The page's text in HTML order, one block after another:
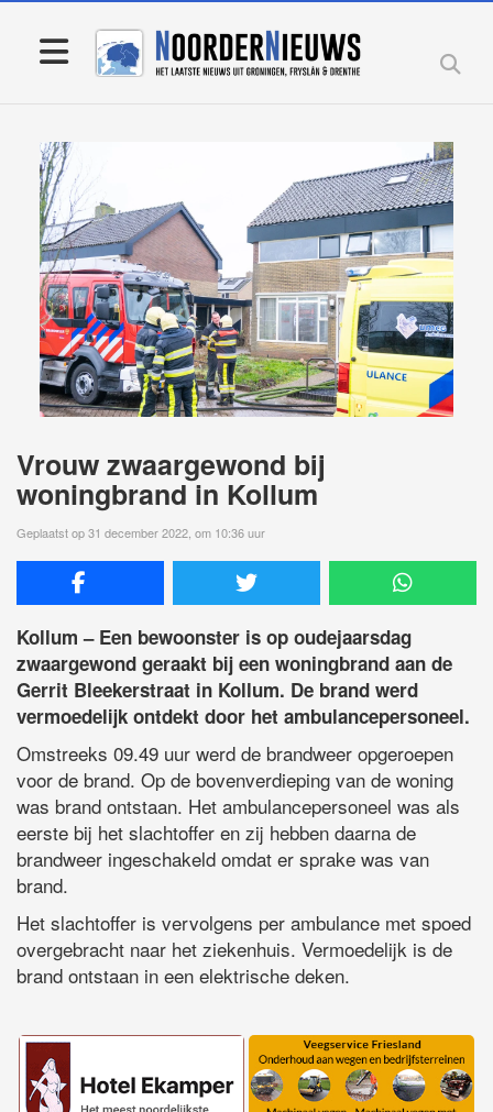
Vrouw zwaargewond bij
woningbrand in Kollum
Geplaatst op 31 december 2022, om 10:36 uur
Kollum – Een bewoonster is op oudejaarsdag
zwaargewond geraakt bij een woningbrand aan de
Gerrit Bleekerstraat in Kollum. De brand werd
vermoedelijk ontdekt door het ambulancepersoneel.
Omstreeks 09.49 uur werd de brandweer opgeroepen
voor de brand. Op de bovenverdieping van de woning
was brand ontstaan. Het ambulancepersoneel was als
eerste bij het slachtoffer en zij hebben daarna de
brandweer ingeschakeld omdat er sprake was van
brand.
Het slachtoffer is vervolgens per ambulance met spoed
overgebracht naar het ziekenhuis. Vermoedelijk is de
brand ontstaan in een elektrische deken.